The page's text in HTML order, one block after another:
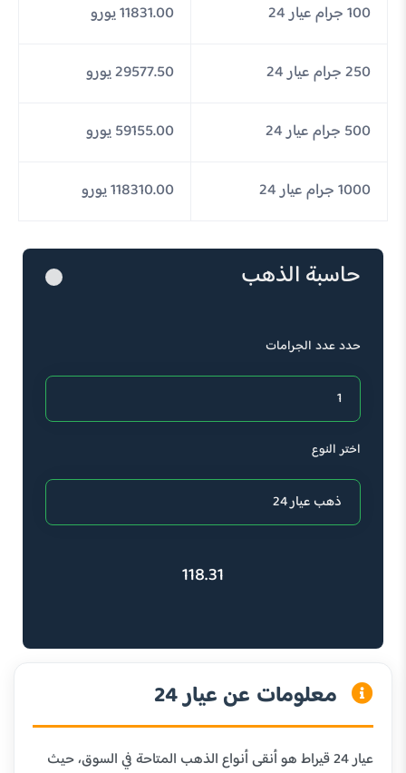
100 جرام عيار 24 11831.00 يورو
250 جرام عيار 24 29577.50 يورو
500 جرام عيار 24 59155.00 يورو
1000 جرام عيار 24 118310.00 يورو
حاسبة الذهب
حدد عدد الجرامات
اختر النوع
118.31
معلومات عن عيار 24
عيار 24 قيراط هو أنقى أنواع الذهب المتاحة في السوق، حيث